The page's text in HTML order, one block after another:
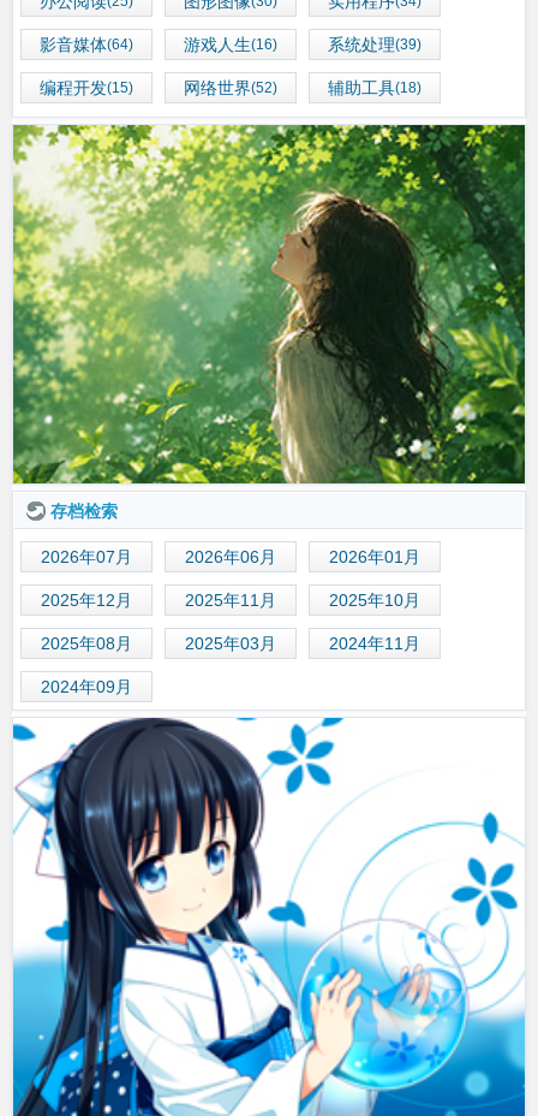
影音媒体(64) 游戏人生(16) 系统处理(39)
编程开发(15) 网络世界(52) 辅助工具(18)
存档检索
2026年07月 2026年06月 2026年01月
2025年12月 2025年11月 2025年10月
2025年08月 2025年03月 2024年11月
2024年09月